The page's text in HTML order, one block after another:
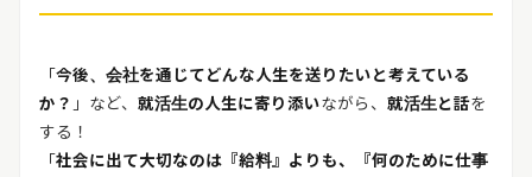
「今後、会社を通じてどんな人生を送りたいと考えている
か？ 」など、 就活生の人生に寄り添いながら、 就活生と話を
する！
「社会に出て大切なのは『給料』よりも、
『何のために仕事